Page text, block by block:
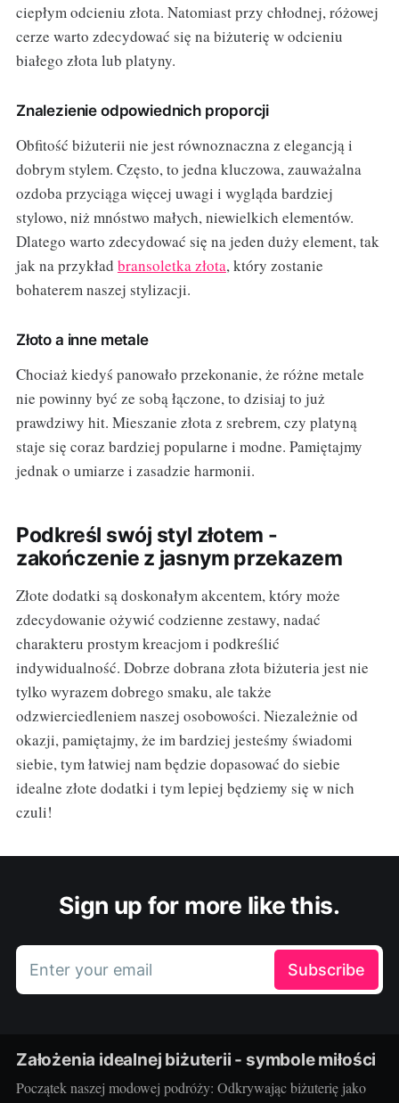
ciepłym odcieniu złota. Natomiast przy chłodnej, różowej
cerze warto zdecydować się na biżuterię w odcieniu
białego złota lub platyny.
Znalezienie odpowiednich proporcji
Obfitość biżuterii nie jest równoznaczna z elegancją i
dobrym stylem. Często, to jedna kluczowa, zauważalna
ozdoba przyciąga więcej uwagi i wygląda bardziej
stylowo, niż mnóstwo małych, niewielkich elementów.
Dlatego warto zdecydować się na jeden duży element, tak
jak na przykład bransoletka złota, który zostanie
bohaterem naszej stylizacji.
Złoto a inne metale
Chociaż kiedyś panowało przekonanie, że różne metale
nie powinny być ze sobą łączone, to dzisiaj to już
prawdziwy hit. Mieszanie złota z srebrem, czy platyną
staje się coraz bardziej popularne i modne. Pamiętajmy
jednak o umiarze i zasadzie harmonii.
Podkreśl swój styl złotem -
zakończenie z jasnym przekazem
Złote dodatki są doskonałym akcentem, który może
zdecydowanie ożywić codzienne zestawy, nadać
charakteru prostym kreacjom i podkreślić
indywidualność. Dobrze dobrana złota biżuteria jest nie
tylko wyrazem dobrego smaku, ale także
odzwierciedleniem naszej osobowości. Niezależnie od
okazji, pamiętajmy, że im bardziej jesteśmy świadomi
siebie, tym łatwiej nam będzie dopasować do siebie
idealne złote dodatki i tym lepiej będziemy się w nich
czuli!
Sign up for more like this.
Enter your email Subscribe
Założenia idealnej biżuterii - symbole miłości
Początek naszej modowej podróży: Odkrywając biżuterię jako